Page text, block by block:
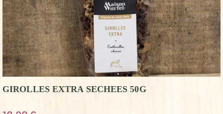
GIROLLES EXTRA SECHEES 50G